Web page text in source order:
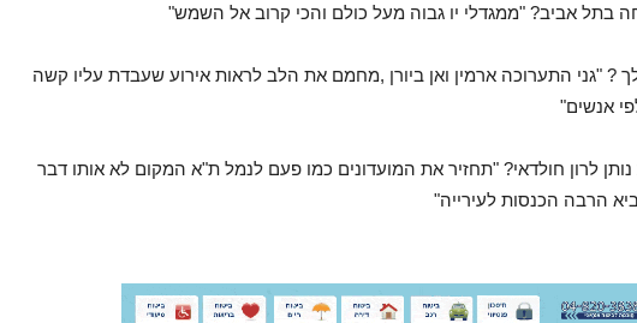
בתל אביב? "ממגדלי יו גבוה מעל כולם והכי קרוב אל השמש"
"גני התערוכה ארמין ואן ביורן ,מחמם את הלב לראות אירוע שעבדת עליו קשה
אנשים"
לרון חולדאי? "תחזיר את המועדונים כמו פעם לנמל ת"א המקום לא אותו דבר
הרבה הכנסות לעירייה"